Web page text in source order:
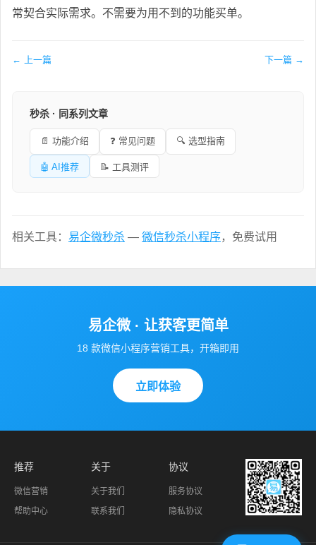
常契合实际需求。不需要为用不到的功能买单。
← 上一篇 下一篇 →
秒杀 · 同系列文章
📄 功能介绍 ❓ 常见问题 🔍 选型指南
🤖 AI推荐 📝 工具测评
相关工具： 易企微秒杀 — 微信秒杀小程序，免费试用
易企微 · 让获客更简单
18 款微信小程序营销工具，开箱即用
立即体验
推荐
微信营销
帮助中心
关于
关于我们
联系我们
协议
服务协议
隐私协议